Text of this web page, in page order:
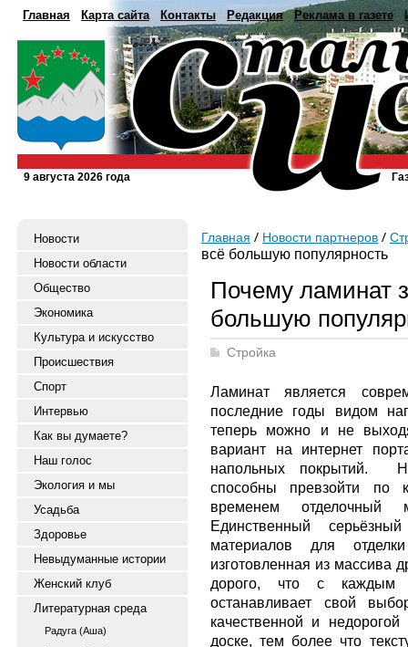
Главная Карта сайта Контакты Редакция Реклама в газете
9 августа 2026 года
Новости
Новости области
Общество
Экономика
Культура и искусство
Происшествия
Спорт
Интервью
Как вы думаете?
Наш голос
Экология и мы
Усадьба
Здоровье
Невыдуманные истории
Женский клуб
Литературная среда
Радуга (Аша)
Главная Новости партнеров
всё большую популярность
Почему ламинат
большую
Стройка
Ламинат является
последние годы видом
теперь можно и не
вариант на интернет
напольных покрытий.
способны превзойти по
временем отделочный
Единственный
материалов для
изготовленная из массива
дорого, что с каждым
останавливает свой
качественной и
доске, тем более что